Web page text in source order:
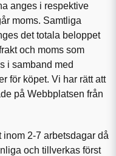
anges i respektive
moms. Samtliga
det totala beloppet
och moms som
i samband med
för köpet. Vi har rätt att
på Webbplatsen från
2-7 arbetsdagar då
och tillverkas först